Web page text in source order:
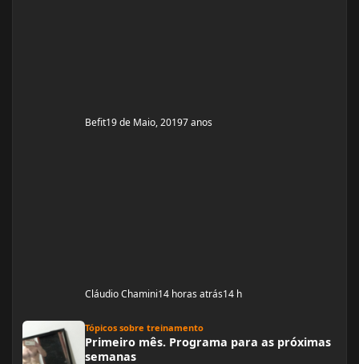
Befit19 de Maio, 20197 anos
Cláudio Chamini14 horas atrás14 h
Tópicos sobre treinamento
Primeiro mês. Programa para as próximas
semanas